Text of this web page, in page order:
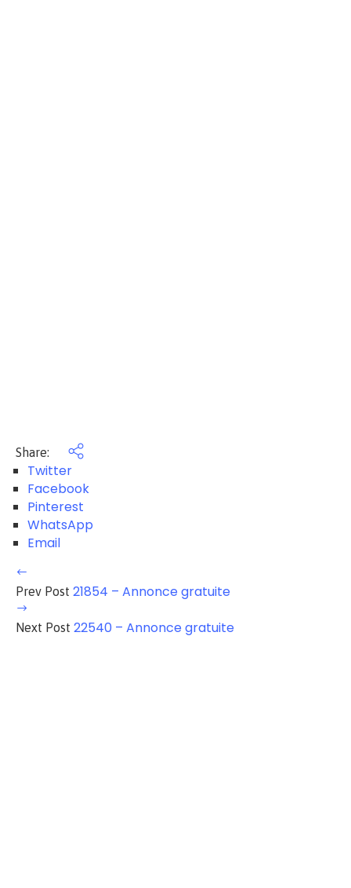
Share:
Twitter
Facebook
Pinterest
WhatsApp
Email
Prev Post 21854 – Annonce gratuite
Next Post 22540 – Annonce gratuite